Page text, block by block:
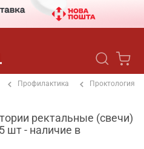
Профилактика Проктология
ректальные (свечи)
шт - наличие в